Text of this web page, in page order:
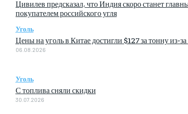
Цивилев предсказал, что Индия скоро станет
покупателем российского угля
Уголь
Цены на уголь в Китае достигли $127 за тонну из-
06.08.2026
Уголь
С топлива сняли скидки
30.07.2026